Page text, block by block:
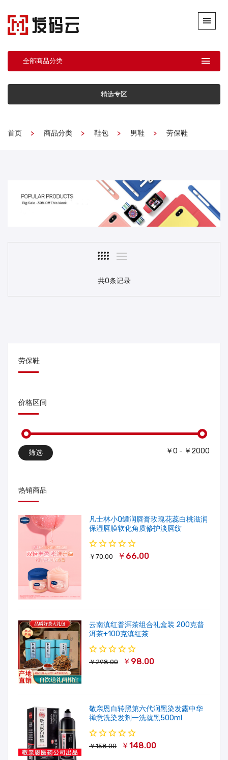
全部商品分类
精选专区
首页 商品分类 鞋包 男鞋 劳保鞋
共0条记录
劳保鞋
价格区间
筛选 ￥0 - ￥2000
热销商品
凡士林小Q罐润唇膏玫瑰花蕊白桃滋润
保湿唇膜软化角质修护淡唇纹
￥70.00 ￥66.00
云南滇红普洱茶组合礼盒装 200克普
洱茶+100克滇红茶
￥298.00 ￥98.00
敬亲恩白转黑第六代润黑染发露中华
禅意洗染发剂一洗就黑500ml
￥158.00 ￥148.00